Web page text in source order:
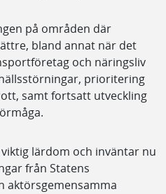
på områden där
bland annat när det
och näringsliv
prioritering
samt fortsatt utveckling
lärdom och inväntar nu
från Statens
aktörsgemensamma